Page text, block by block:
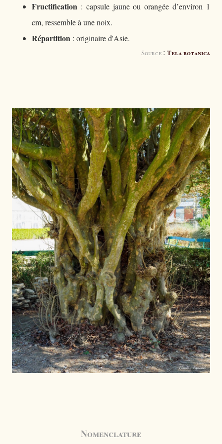
Fructification : capsule jaune ou orangée d’environ 1
cm, ressemble à une noix.
Répartition : originaire d'Asie.
Source : Tela botanica
Nomenclature